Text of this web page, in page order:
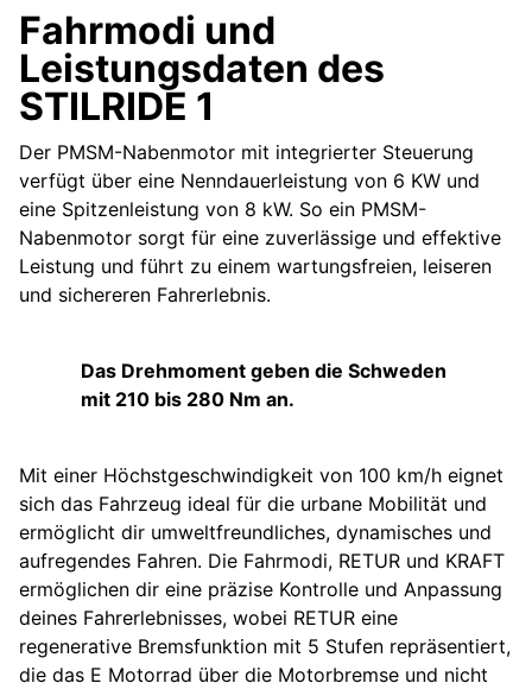
Fahrmodi und
Leistungsdaten des
STILRIDE 1
Der PMSM-Nabenmotor mit integrierter Steuerung
verfügt über eine Nenndauerleistung von 6 KW und
eine Spitzenleistung von 8 kW. So ein PMSM-
Nabenmotor sorgt für eine zuverlässige und effektive
Leistung und führt zu einem wartungsfreien, leiseren
und sichereren Fahrerlebnis.
Das Drehmoment geben die Schweden
mit 210 bis 280 Nm an.
Mit einer Höchstgeschwindigkeit von 100 km/h eignet
sich das Fahrzeug ideal für die urbane Mobilität und
ermöglicht dir umweltfreundliches, dynamisches und
aufregendes Fahren. Die Fahrmodi, RETUR und KRAFT
ermöglichen dir eine präzise Kontrolle und Anpassung
deines Fahrerlebnisses, wobei RETUR eine
regenerative Bremsfunktion mit 5 Stufen repräsentiert,
die das E Motorrad über die Motorbremse und nicht